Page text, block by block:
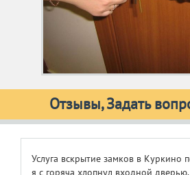
Отзывы, Задать
Услуга вскрытие замков в Куркино